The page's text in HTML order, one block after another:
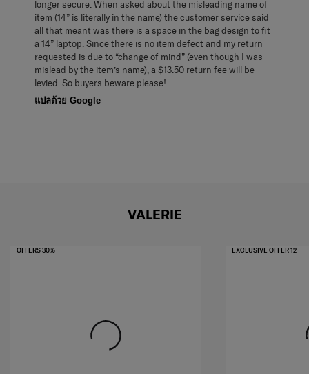
longer secure. When asked about the misleading name of
item (14” is literally in the name) the customer service said
all that meant was there is a space in the bag design to fit
a 14” laptop. Since there is no item defect and my return
requested is due to “change of mind” (even though I was
mislead by the item’s name), a $13.50 return fee will be
levied. So buyers beware please!
แปลด้วย Google
VALERIE
OFFERS 30% EXCLUSIVE OFFER 12